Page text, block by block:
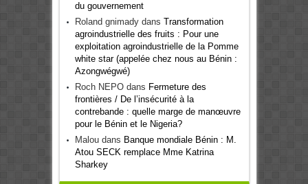
du gouvernement
Roland gnimadydans Transformation
agroindustrielle des fruits : Pour une
exploitation agroindustrielle de la Pomme
white star (appelée chez nous au Bénin :
Azongwégwé)
Roch NEPOdans Fermeture des
frontières / De l’insécurité à la
contrebande : quelle marge de manœuvre
pour le Bénin et le Nigeria?
Maloudans Banque mondiale Bénin : M.
Atou SECK remplace Mme Katrina
Sharkey